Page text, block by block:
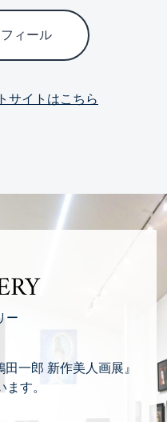
ィール
サイトはこちら
ー
一郎 新作美人画展』
ます。